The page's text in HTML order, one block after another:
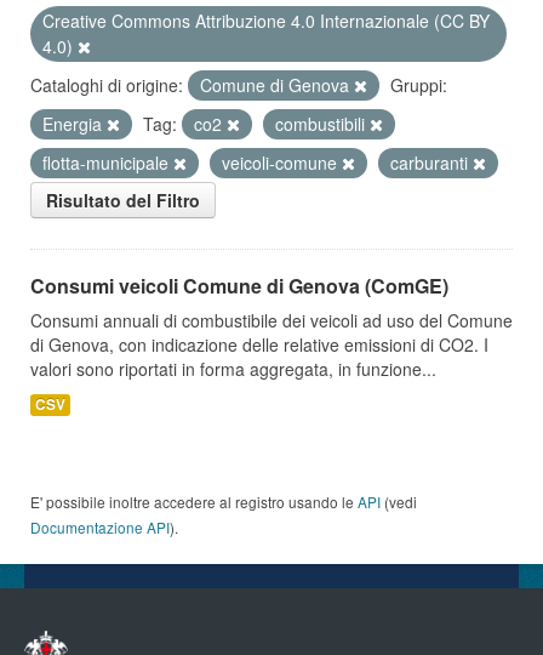
Creative Commons Attribuzione 4.0 Internazionale (CC BY
4.0)
Cataloghi di origine:
Comune di Genova
Gruppi:
Energia
Tag: co2
combustibili
flotta-municipale
veicoli-comune
carburanti
Risultato del Filtro
Consumi veicoli Comune di Genova (ComGE)
Consumi annuali di combustibile dei veicoli ad uso del Comune
di Genova, con indicazione delle relative emissioni di CO2. I
valori sono riportati in forma aggregata, in funzione...
CSV
E' possibile inoltre accedere al registro usando le API (vedi
Documentazione API).